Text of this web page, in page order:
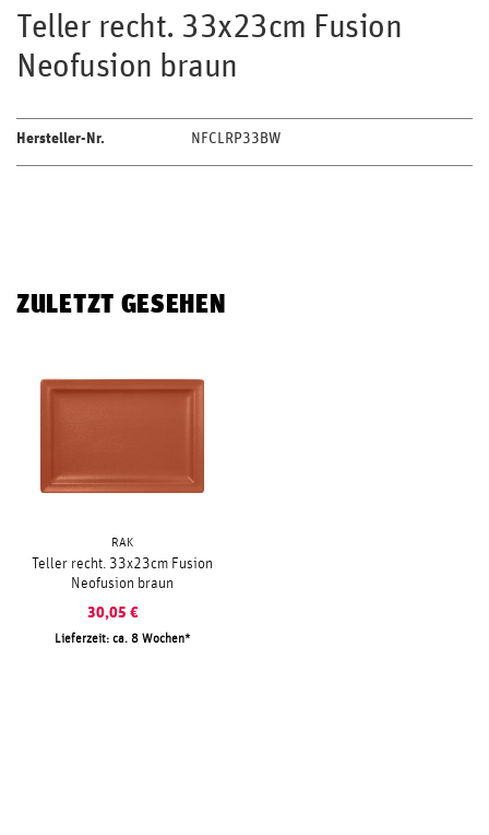
Teller recht. 33x23cm Fusion
Neofusion braun
Hersteller-Nr. NFCLRP33BW
ZULETZT GESEHEN
RAK
Teller recht. 33x23cm Fusion
Neofusion braun
30,05 €
Lieferzeit: ca. 8 Wochen